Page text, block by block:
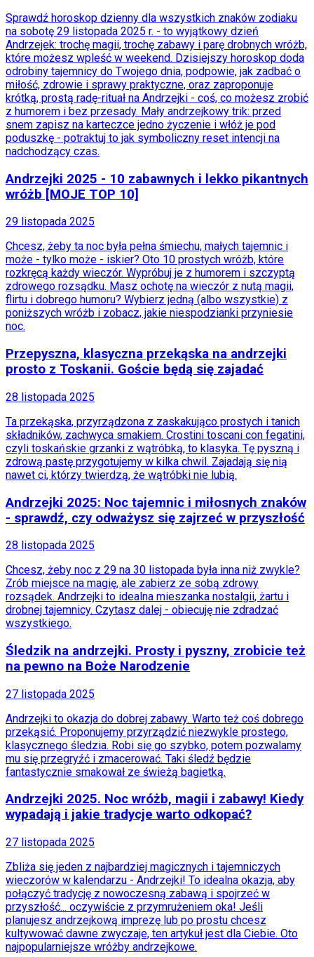
Auta ekologiczne
Automotive
Jednoślady
Drogi
Na wakacje
Paliwo
Porady
Premiery
Testy
Życie gwiazd
Aktualności
Telewizja
Hity internetu
Edukacja
Aktualności
Matura
Kobieta
Aktualności
Moda
Uroda
Porady
Święta
Sport
Siatkówka
Tenis
F1
Koszykówka
Lekkoatletyka
Nostalgia
Łamigłówki
Kartka z kalendarza
Kultowe przeboje
Porady z tamtych lat
Wtedy się działo
Silver news
Ogród
Porady
Przepisy
Podróże
Polska
Europa
Świat
Ubezpieczenie
Moja szkoła
Pogoda
Moto
Zdrowie
Profilaktyka
Diety
Nieruchomości
Budowa i remont
Architektura i design
Film
Aktualności
Recenzje
Technologia
Aktualności
Aplikacje mobilne
Gry
Internet
Nauka
Programy
Sprawdź horoskop dzienny dla wszystkich znaków zodiaku
na sobotę 29 listopada 2025 r. - to wyjątkowy dzień
Andrzejek: trochę magii, trochę zabawy i parę drobnych wróżb,
które możesz wpleść w weekend. Dzisiejszy horoskop doda
odrobiny tajemnicy do Twojego dnia, podpowie, jak zadbać o
miłość, zdrowie i sprawy praktyczne, oraz zaproponuje
krótką, prostą radę-rituał na Andrzejki - coś, co możesz zrobić
z humorem i bez przesady. Mały andrzejkowy trik: przed
snem zapisz na karteczce jedno życzenie i włóż je pod
poduszkę - potraktuj to jak symboliczny reset intencji na
nadchodzący czas.
Andrzejki 2025 - 10 zabawnych i lekko pikantnych
wróżb [MOJE TOP 10]
29 listopada 2025
Chcesz, żeby ta noc była pełna śmiechu, małych tajemnic i
może - tylko może - iskier? Oto 10 prostych wróżb, które
rozkręcą każdy wieczór. Wypróbuj je z humorem i szczyptą
zdrowego rozsądku. Masz ochotę na wieczór z nutą magii,
flirtu i dobrego humoru? Wybierz jedną (albo wszystkie) z
poniższych wróżb i zobacz, jakie niespodzianki przyniesie
noc.
Przepyszna, klasyczna przekąska na andrzejki
prosto z Toskanii. Goście będą się zajadać
28 listopada 2025
Ta przekąska, przyrządzona z zaskakująco prostych i tanich
składników, zachwyca smakiem. Crostini toscani con fegatini,
czyli toskańskie grzanki z wątróbką, to klasyka. Tę pyszną i
zdrową pastę przygotujemy w kilka chwil. Zajadają się nią
nawet ci, którzy twierdzą, że wątróbki nie lubią.
Andrzejki 2025: Noc tajemnic i miłosnych znaków
- sprawdź, czy odważysz się zajrzeć w przyszłość
28 listopada 2025
Chcesz, żeby noc z 29 na 30 listopada była inna niż zwykle?
Zrób miejsce na magię, ale zabierz ze sobą zdrowy
rozsądek. Andrzejki to idealna mieszanka nostalgii, żartu i
drobnej tajemnicy. Czytasz dalej - obiecuję nie zdradzać
wszystkiego.
Śledzik na andrzejki. Prosty i pyszny, zrobicie też
na pewno na Boże Narodzenie
27 listopada 2025
Andrzejki to okazja do dobrej zabawy. Warto też coś dobrego
przekąsić. Proponujemy przyrządzić niezwykle prostego,
klasycznego śledzia. Robi się go szybko, potem pozwalamy
mu się przegryźć i zmacerować. Taki śledź będzie
fantastycznie smakował ze świeżą bagietką.
Andrzejki 2025. Noc wróżb, magii i zabawy! Kiedy
wypadają i jakie tradycje warto odkopać?
27 listopada 2025
Zbliża się jeden z najbardziej magicznych i tajemniczych
wieczorów w kalendarzu - Andrzejki! To idealna okazja, aby
połączyć tradycję z nowoczesną zabawą i spojrzeć w
przyszłość... oczywiście z przymrużeniem oka! Jeśli
planujesz andrzejkową imprezę lub po prostu chcesz
kultywować dawne zwyczaje, ten artykuł jest dla Ciebie. Oto
najpopularniejsze wróżby andrzejkowe.